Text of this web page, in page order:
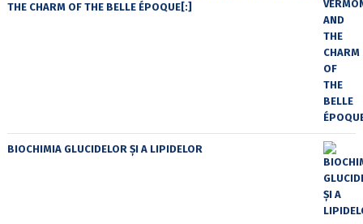
THE CHARM OF THE BELLE ÉPOQUE[:]
BIOCHIMIA GLUCIDELOR ȘI A LIPIDELOR